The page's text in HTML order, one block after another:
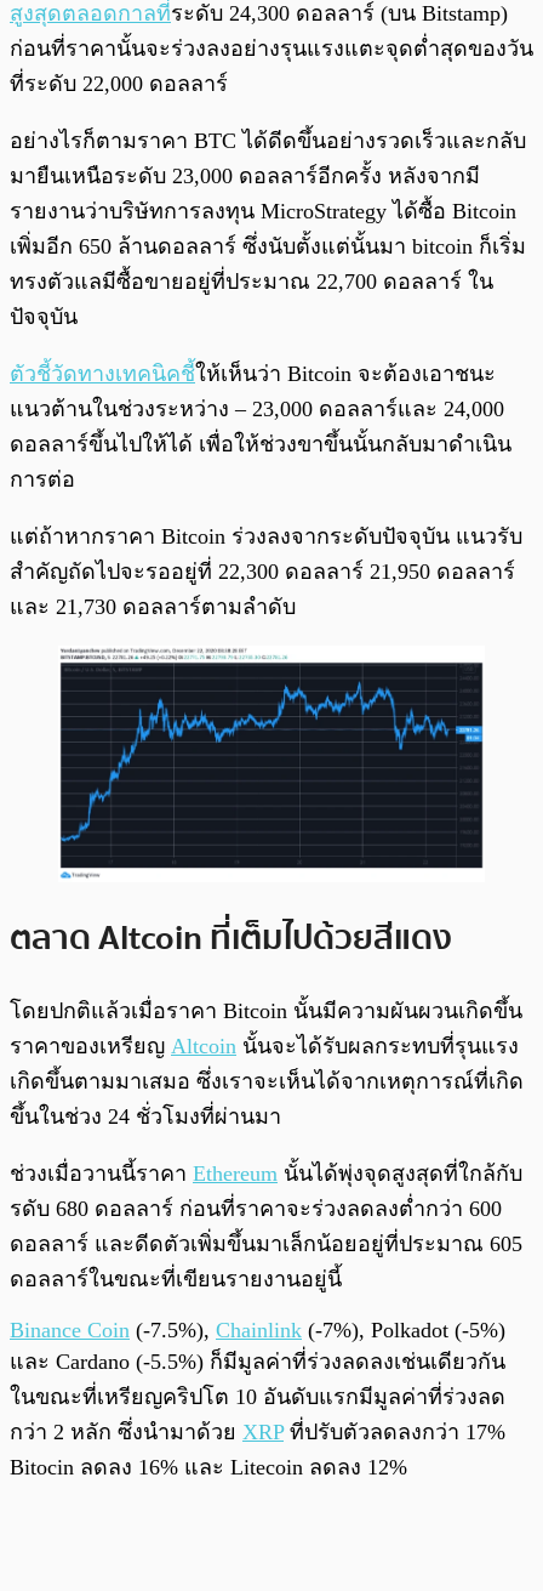
สูงสุดตลอดกาลที่ระดับ 24,300 ดอลลาร์ (บน Bitstamp)
ก่อนที่ราคานั้นจะร่วงลงอย่างรุนแรงแตะจุดต่ำสุดของวัน
ที่ระดับ 22,000 ดอลลาร์
อย่างไรก็ตามราคา BTC ได้ดีดขึ้นอย่างรวดเร็วและกลับ
มายืนเหนือระดับ 23,000 ดอลลาร์อีกครั้ง หลังจากมี
รายงานว่าบริษัทการลงทุน MicroStrategy ได้ซื้อ Bitcoin
เพิ่มอีก 650 ล้านดอลลาร์ ซึ่งนับตั้งแต่นั้นมา bitcoin ก็เริ่ม
ทรงตัวแลมีซื้อขายอยู่ที่ประมาณ 22,700 ดอลลาร์ ใน
ปัจจุบัน
ตัวชี้วัดทางเทคนิคชี้ให้เห็นว่า Bitcoin จะต้องเอาชนะ
แนวต้านในช่วงระหว่าง – 23,000 ดอลลาร์และ 24,000
ดอลลาร์ขึ้นไปให้ได้ เพื่อให้ช่วงขาขึ้นนั้นกลับมาดำเนิน
การต่อ
แต่ถ้าหากราคา Bitcoin ร่วงลงจากระดับปัจจุบัน แนวรับ
สำคัญถัดไปจะรออยู่ที่ 22,300 ดอลลาร์ 21,950 ดอลลาร์
และ 21,730 ดอลลาร์ตามลำดับ
ตลาด Altcoin ที่เต็มไปด้วยสีแดง
โดยปกติแล้วเมื่อราคา Bitcoin นั้นมีความผันผวนเกิดขึ้น
ราคาของเหรียญ Altcoin นั้นจะได้รับผลกระทบที่รุนแรง
เกิดขึ้นตามมาเสมอ ซึ่งเราจะเห็นได้จากเหตุการณ์ที่เกิด
ขึ้นในช่วง 24 ชั่วโมงที่ผ่านมา
ช่วงเมื่อวานนี้ราคา Ethereum นั้นได้พุ่งจุดสูงสุดที่ใกล้กับ
รดับ 680 ดอลลาร์ ก่อนที่ราคาจะร่วงลดลงต่ำกว่า 600
ดอลลาร์ และดีดตัวเพิ่มขึ้นมาเล็กน้อยอยู่ที่ประมาณ 605
ดอลลาร์ในขณะที่เขียนรายงานอยู่นี้
Binance Coin (-7.5%), Chainlink (-7%), Polkadot (-5%)
และ Cardano (-5.5%) ก็มีมูลค่าที่ร่วงลดลงเช่นเดียวกัน
ในขณะที่เหรียญคริปโต 10 อันดับแรกมีมูลค่าที่ร่วงลด
กว่า 2 หลัก ซึ่งนำมาด้วย XRPที่ปรับตัวลดลงกว่า 17%
Bitocin ลดลง 16% และ Litecoin ลดลง 12%